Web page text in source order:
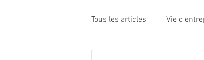
Tous les articles Vie